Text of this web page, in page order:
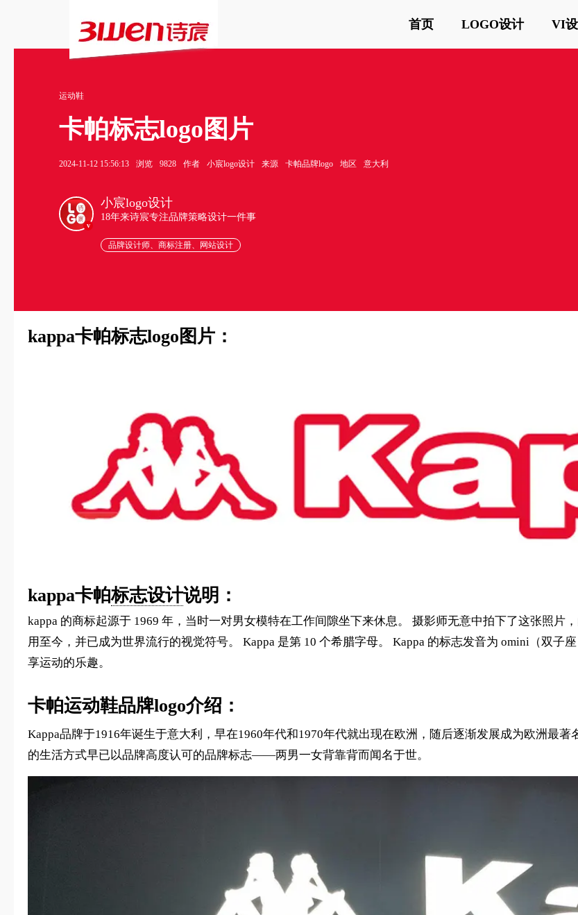
首页 LOGO设计 VI
运动鞋
卡帕标志logo图片
2024-11-12 15:56:13 浏览 9828 作者 小宸logo设计 来源 卡帕品牌logo 地区 意大利
v
小宸logo设计
18年来诗宸专注品牌策略设计一件事
品牌设计师、商标注册、网站设计
kappa卡帕标志logo图片：
kappa卡帕标志设计说明：
kappa 的商标起源于 1969 年，当时一对男女模特在工作间隙坐下来休息。 摄影师无意中拍下了这张照片
用至今，并已成为世界流行的视觉符号。 Kappa 是第 10 个希腊字母。 Kappa 的标志发音为 omini（双子
享运动的乐趣。
卡帕运动鞋品牌logo介绍：
Kappa品牌于1916年诞生于意大利，早在1960年代和1970年代就出现在欧洲，随后逐渐发展成为欧洲最
的生活方式早已以品牌高度认可的品牌标志——两男一女背靠背而闻名于世。